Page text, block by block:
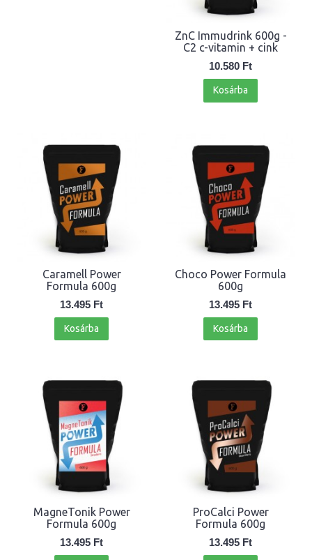
ZnC Immudrink 600g -
C2 c-vitamin + cink
10.580 Ft
Kosárba
Caramell Power
Formula 600g
13.495 Ft
Kosárba
Choco Power Formula
600g
13.495 Ft
Kosárba
MagneTonik Power
Formula 600g
13.495 Ft
ProCalci Power
Formula 600g
13.495 Ft